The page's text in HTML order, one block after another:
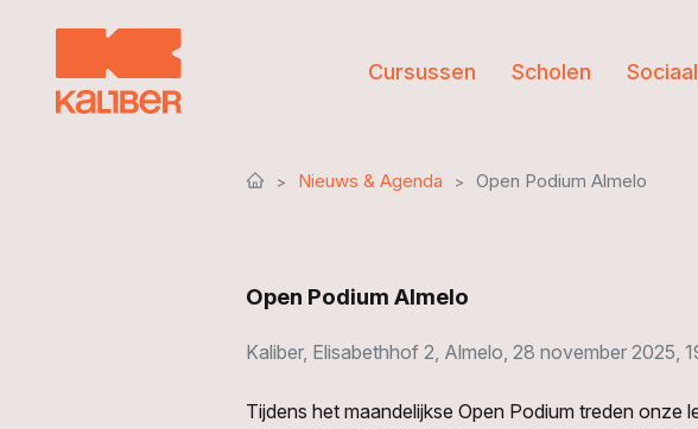
Cursussen Scholen
Nieuws & Agenda Open Podium Almelo
Open Podium Almelo
Kaliber, Elisabethhof 2, Almelo, 28 november 2025,
Tijdens het maandelijkse Open Podium treden onze